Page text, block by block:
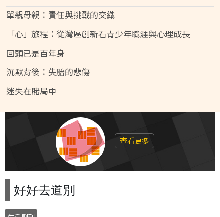
單親母親：責任與挑戰的交織
「心」旅程：從灣區創新看青少年職涯與心理成長
回頭已是百年身
沉默背後：失胎的悲傷
迷失在賭局中
查看更多
好好去道別